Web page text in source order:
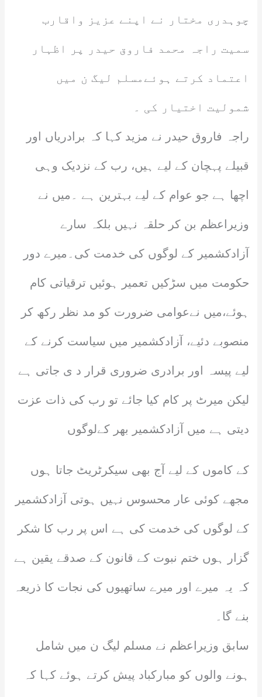
چوہدری مختار نے اپنے عزیز واقارب
سمیت راجہ محمد فاروق حیدر پر اظہار
اعتماد کرتے ہوئےمسلم لیگ ن میں
شمولیت اختیار کی ۔
راجہ فاروق حیدر نے مزید کہا کہ برادریاں اور
قبیلے پہچان کے لیے ہیں، رب کے نزدیک وہی
اچھا ہے جو عوام کے لیے بہترین ہے ۔میں نے
وزیراعظم بن کر حلقہ نہیں بلکہ سارے
آزادکشمیر کے لوگوں کی خدمت کی۔میرے دور
حکومت میں سڑکیں تعمیر ہوئیں ترقیاتی کام
ہوئے،میں نےعوامی ضرورت کو مد نظر رکھ کر
منصوبے دئیے، آزادکشمیر میں سیاست کرنے کے
لیے پیسہ اور برادری ضروری قرار د ی جاتی ہے
لیکن میرٹ پر کام کیا جائے تو رب کی ذات عزت
دیتی ہے میں آزادکشمیر بھر کےلوگوں
کے کاموں کے لیے آج بھی سیکرٹریٹ جاتا ہوں
مجھے کوئی عار محسوس نہیں ہوتی آزادکشمیر
کے لوگوں کی خدمت کی ہے اس پر رب کا شکر
گزار ہوں ختم نبوت کے قانون کے صدقے یقین ہے
کہ یہ میرے اور میرے ساتھیوں کی نجات کا ذریعہ
بنے گا۔
سابق وزیراعظم نے مسلم لیگ ن میں شامل
ہونے والوں کو مبارکباد پیش کرتے ہوئے کہا کہ